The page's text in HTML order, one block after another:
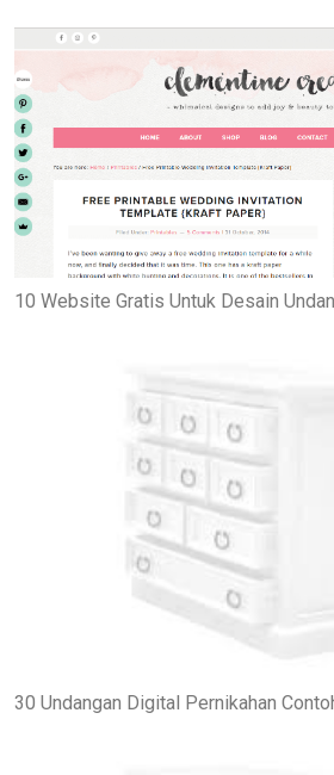
10 Website Gratis Untuk Desain
30 Undangan Digital Pernikahan